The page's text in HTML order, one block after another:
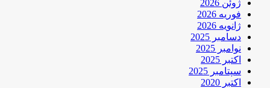
ژوئن 2026
فوریه 2026
ژانویه 2026
دسامبر 2025
نوامبر 2025
اکتبر 2025
سپتامبر 2025
اکتبر 2020